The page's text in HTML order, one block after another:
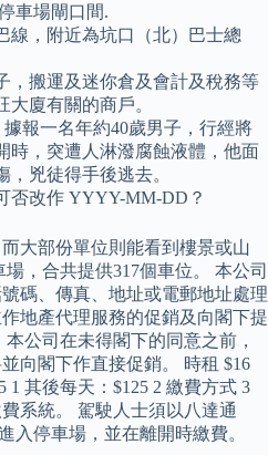
車場閘口間.
線，附近為坑口（北）巴士總
，搬運及迷你倉及會計及稅務等
大廈有關的商戶。
報一名年約40歲男子，行經將
時，突遭人淋潑腐蝕液體，他面
兇徒得手後逃去。
否改作 YYYY-MM-DD？
大部份單位則能看到樓景或山
，合共提供317個車位。 本公司
碼、傳真、地址或電郵地址處理
地產代理服務的促銷及向閣下提
公司在未得閣下的同意之前，
向閣下作直接促銷。 時租 $16
1 其後每天：$125 2 繳費方式 3
系統。 駕駛人士須以八達通
入停車場，並在離開時繳費。